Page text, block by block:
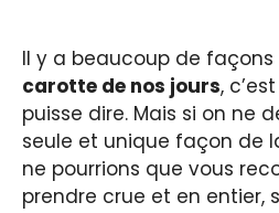
Il y a beaucoup de façons
carotte de nos jours,
puisse dire. Mais si on ne
seule et unique façon de
ne pourrions que vous
prendre crue et en entier,